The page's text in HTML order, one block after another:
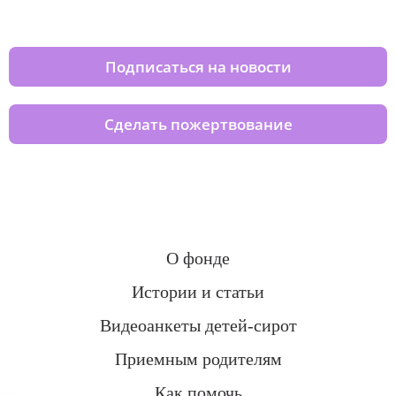
Подписаться на новости
Сделать пожертвование
О фонде
Истории и статьи
Видеоанкеты детей-сирот
Приемным родителям